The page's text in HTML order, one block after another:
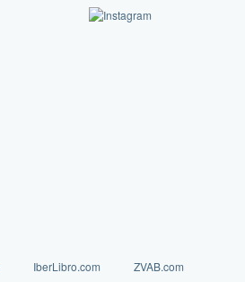
IberLibro.com ZVAB.com